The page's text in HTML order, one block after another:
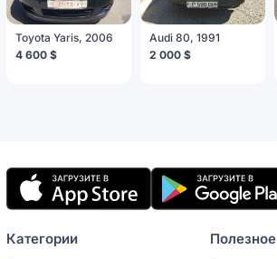
Toyota Yaris, 2006
4 600 $
Audi 80, 1991
2 000 $
Мобильное
приложение
Категории Полезное